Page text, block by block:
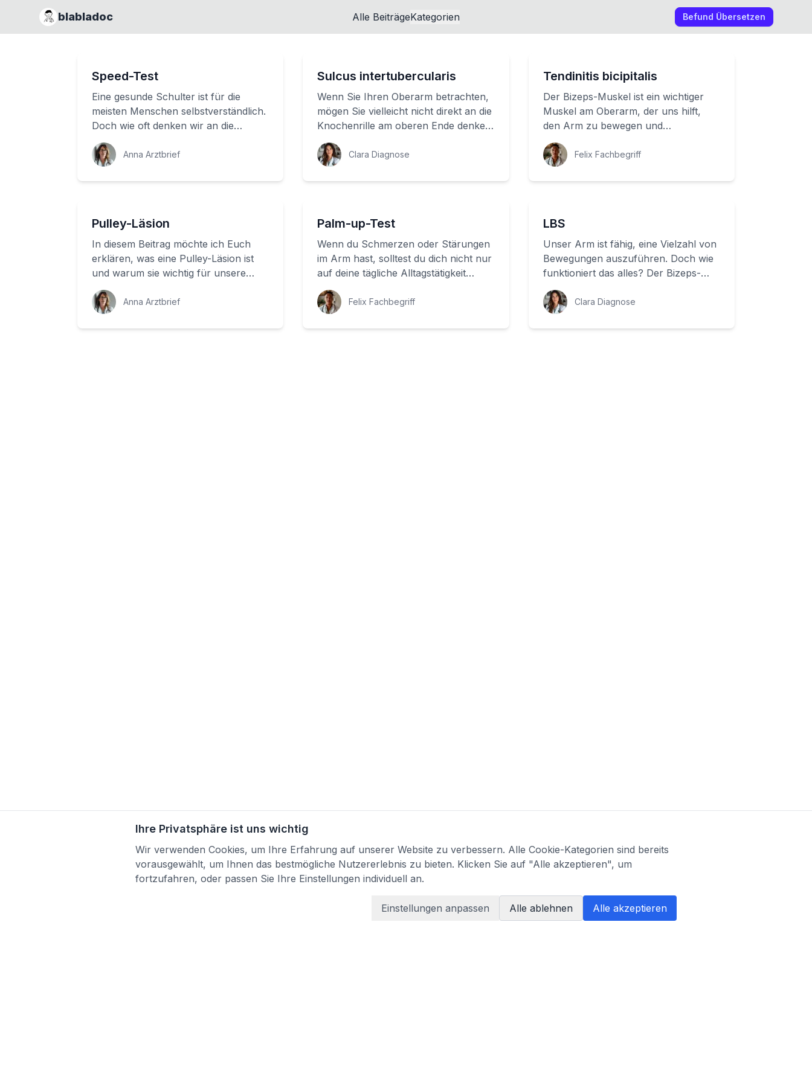
blabladoc Alle BeiträgeKategorien Befund Übersetzen
Speed-Test
Eine gesunde Schulter ist für die
meisten Menschen selbstverständlich.
Doch wie oft denken wir an die
Gesundheit unseres Oberarms? Der
Speed-Test ist ...
Anna Arztbrief
Sulcus intertubercularis
Wenn Sie Ihren Oberarm betrachten,
mögen Sie vielleicht nicht direkt an die
Knochenrille am oberen Ende denken.
Aber diese Rille, genannt Sulcus
inter...
Clara Diagnose
Tendinitis bicipitalis
Der Bizeps-Muskel ist ein wichtiger
Muskel am Oberarm, der uns hilft,
den Arm zu bewegen und
Gegenstände zu heben. Aber was
passiert, wenn die Sehne d...
Felix Fachbegriff
Pulley-Läsion
In diesem Beitrag möchte ich Euch
erklären, was eine Pulley-Läsion ist
und warum sie wichtig für unsere
Armfunktion ist. Wir werden uns auch
mit den m...Anna Arztbrief
Palm-up-Test
Wenn du Schmerzen oder Stärungen
im Arm hast, solltest du dich nicht nur
auf deine tägliche Alltagstätigkeit
konzentrieren, sondern auch den
Arzt aufs...Felix Fachbegriff
LBS
Unser Arm ist fähig, eine Vielzahl von
Bewegungen auszuführen. Doch wie
funktioniert das alles? Der Bizeps-
Muskel ist ein wichtiger Partner für
unsere...Clara Diagnose
Ihre Privatsphäre ist uns wichtig
Wir verwenden Cookies, um Ihre Erfahrung auf unserer Website zu verbessern. Alle Cookie-Kategorien sind bereits
vorausgewählt, um Ihnen das bestmögliche Nutzererlebnis zu bieten. Klicken Sie auf "Alle akzeptieren", um
fortzufahren, oder passen Sie Ihre Einstellungen individuell an.
Einstellungen anpassen Alle ablehnen Alle akzeptieren